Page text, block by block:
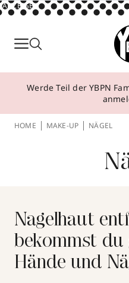
ANZEIGE
Parfum
Make-up
Behandlungen
Über YBPN
Storefinder
Werde Teil der YBPN
HOME MAKE-UP NÄGEL
Nagelhaut
bekommst du
Hände und